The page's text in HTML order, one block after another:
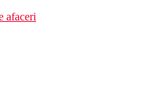
afaceri